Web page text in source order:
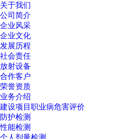
关于我们
公司简介
企业风采
企业文化
发展历程
社会责任
放射设备
合作客户
荣誉资质
业务介绍
建设项目职业病危害评价
防护检测
性能检测
个人剂量检测